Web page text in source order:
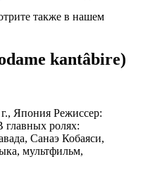
также в нашем
kantâbire)
Япония Режиссер:
ролях:
Санаэ Кобаяси,
мультфильм,